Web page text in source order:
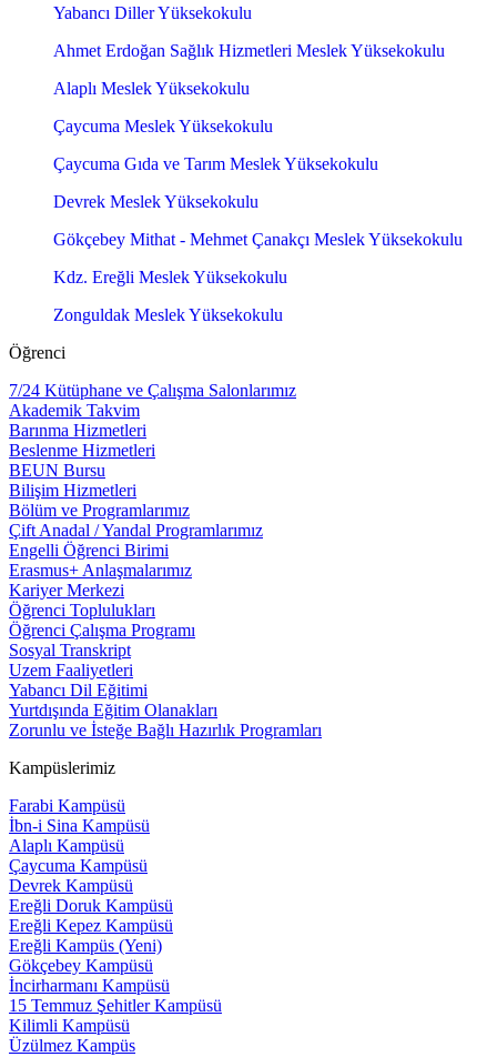
Yabancı Diller Yüksekokulu
Ahmet Erdoğan Sağlık Hizmetleri Meslek Yüksekokulu
Alaplı Meslek Yüksekokulu
Çaycuma Meslek Yüksekokulu
Çaycuma Gıda ve Tarım Meslek Yüksekokulu
Devrek Meslek Yüksekokulu
Gökçebey Mithat - Mehmet Çanakçı Meslek Yüksekokulu
Kdz. Ereğli Meslek Yüksekokulu
Zonguldak Meslek Yüksekokulu
Öğrenci
7/24 Kütüphane ve Çalışma Salonlarımız
Akademik Takvim
Barınma Hizmetleri
Beslenme Hizmetleri
BEUN Bursu
Bilişim Hizmetleri
Bölüm ve Programlarımız
Çift Anadal / Yandal Programlarımız
Engelli Öğrenci Birimi
Erasmus+ Anlaşmalarımız
Kariyer Merkezi
Öğrenci Toplulukları
Öğrenci Çalışma Programı
Sosyal Transkript
Uzem Faaliyetleri
Yabancı Dil Eğitimi
Yurtdışında Eğitim Olanakları
Zorunlu ve İsteğe Bağlı Hazırlık Programları
Kampüslerimiz
Farabi Kampüsü
İbn-i Sina Kampüsü
Alaplı Kampüsü
Çaycuma Kampüsü
Devrek Kampüsü
Ereğli Doruk Kampüsü
Ereğli Kepez Kampüsü
Ereğli Kampüs (Yeni)
Gökçebey Kampüsü
İncirharmanı Kampüsü
15 Temmuz Şehitler Kampüsü
Kilimli Kampüsü
Üzülmez Kampüs